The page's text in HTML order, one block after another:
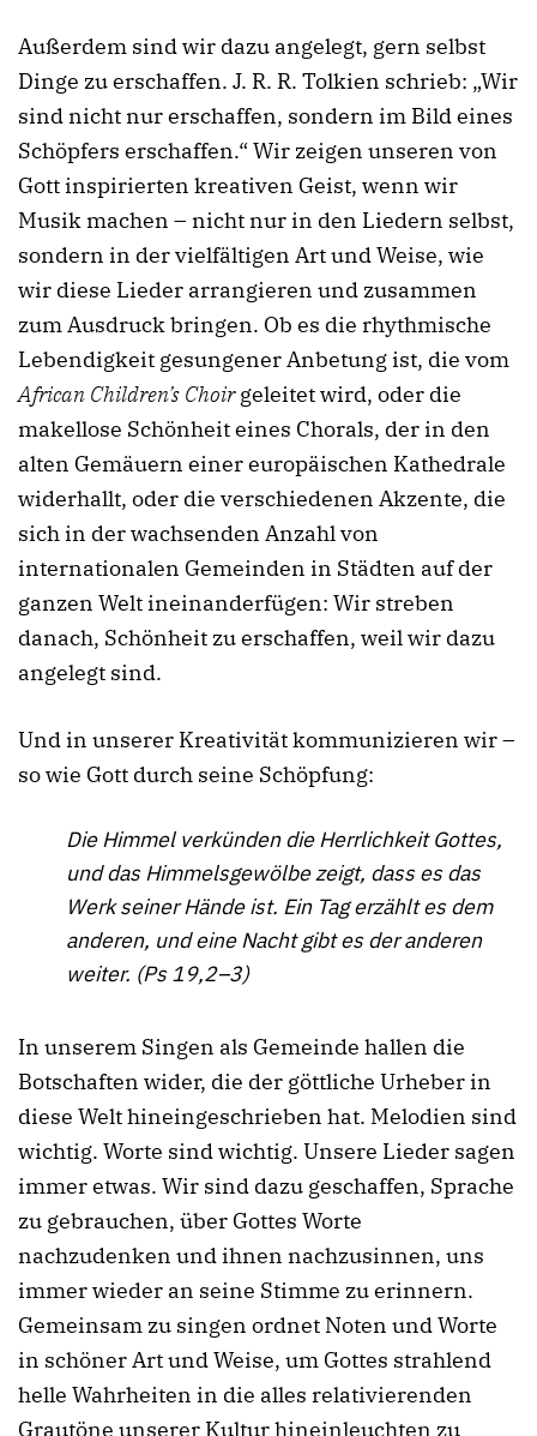
Außerdem sind wir dazu angelegt, gern selbst
Dinge zu erschaffen. J. R. R. Tolkien schrieb: „Wir
sind nicht nur erschaffen, sondern im Bild eines
Schöpfers erschaffen.“ Wir zeigen unseren von
Gott inspirierten kreativen Geist, wenn wir
Musik machen – nicht nur in den Liedern selbst,
sondern in der vielfältigen Art und Weise, wie
wir diese Lieder arrangieren und zusammen
zum Ausdruck bringen. Ob es die rhythmische
Lebendigkeit gesungener Anbetung ist, die vom
African Children’s Choirgeleitet wird, oder die
makellose Schönheit eines Chorals, der in den
alten Gemäuern einer europäischen Kathedrale
widerhallt, oder die verschiedenen Akzente, die
sich in der wachsenden Anzahl von
internationalen Gemeinden in Städten auf der
ganzen Welt ineinanderfügen: Wir streben
danach, Schönheit zu erschaffen, weil wir dazu
angelegt sind.
Und in unserer Kreativität kommunizieren wir –
so wie Gott durch seine Schöpfung:
Die Himmel verkünden die Herrlichkeit Gottes,
und das Himmelsgewölbe zeigt, dass es das
Werk seiner Hände ist. Ein Tag erzählt es dem
anderen, und eine Nacht gibt es der anderen
weiter. (Ps 19,2–3)
In unserem Singen als Gemeinde hallen die
Botschaften wider, die der göttliche Urheber in
diese Welt hineingeschrieben hat. Melodien sind
wichtig. Worte sind wichtig. Unsere Lieder sagen
immer etwas. Wir sind dazu geschaffen, Sprache
zu gebrauchen, über Gottes Worte
nachzudenken und ihnen nachzusinnen, uns
immer wieder an seine Stimme zu erinnern.
Gemeinsam zu singen ordnet Noten und Worte
in schöner Art und Weise, um Gottes strahlend
helle Wahrheiten in die alles relativierenden
Grautöne unserer Kultur hineinleuchten zu